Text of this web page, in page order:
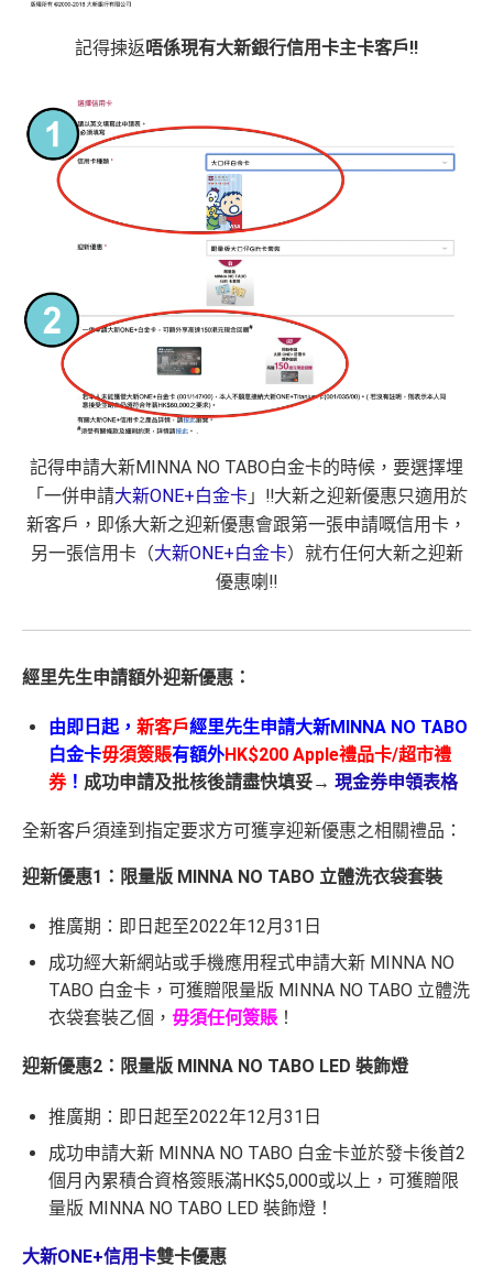
記得揀返唔係現有大新銀行信用卡主卡客戶‼️
記得申請大新MINNA NO TABO白金卡的時候，要選擇埋
「一併申請大新ONE+白金卡」‼️大新之迎新優惠只適用於
新客戶，即係大新之迎新優惠會跟第一張申請嘅信用卡，
另一張信用卡（大新ONE+白金卡）就冇任何大新之迎新
優惠喇‼️
經里先生申請額外迎新優惠：
由即日起， 新客戶經里先生申請大新MINNA NO TABO
白金卡毋須簽賬有額外HK$200 Apple禮品卡/超市禮
券！ 成功申請及批核後請盡快填妥→ 現金券申領表格
全新客戶須達到指定要求方可獲享迎新優惠之相關禮品：
迎新優惠1：限量版 MINNA NO TABO 立體洗衣袋套裝
推廣期：即日起至2022年12月31日
成功經大新網站或手機應用程式申請大新 MINNA NO
TABO 白金卡，可獲贈限量版 MINNA NO TABO 立體洗
衣袋套裝乙個， 毋須任何簽賬 ！
迎新優惠2：限量版 MINNA NO TABO LED 裝飾燈
推廣期：即日起至2022年12月31日
成功申請大新 MINNA NO TABO 白金卡並於發卡後首2
個月內累積合資格簽賬滿HK$5,000或以上，可獲贈限
量版 MINNA NO TABO LED 裝飾燈！
大新ONE+信用卡雙卡優惠